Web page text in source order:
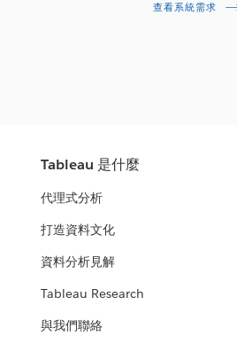
查看系統需求
Tableau 是什麼
代理式分析
打造資料文化
資料分析見解
Tableau Research
與我們聯絡